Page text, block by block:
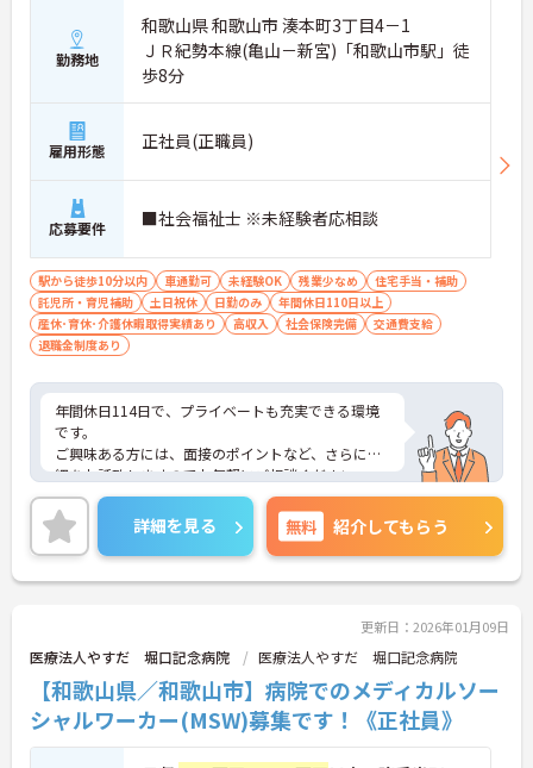
勤務地
和歌山県 和歌山市 湊本町3丁目4－1
ＪＲ紀勢本線(亀山－新宮)「和歌山市駅」徒
歩8分
雇用形態 正社員(正職員)
応募要件 ■社会福祉士 ※未経験者応相談
駅から徒歩10分以内 車通勤可 未経験OK 残業少なめ
住宅手当・補助
託児所・育児補助
土日祝休 日勤のみ
年間休日110日以上
産休･育休･介護休暇取得実績あり
高収入 社会保険完備
交通費支給
退職金制度あり
年間休日114日で、プライベートも充実できる環境
です。
ご興味ある方には、面接のポイントなど、さらに詳
細をお話致しますのでお気軽にご相談ください。
詳細を見る 無料 紹介してもらう
更新日：2026年01月09日
医療法人やすだ 堀口記念病院 医療法人やすだ 堀口記念病院
【和歌山県／和歌山市】病院でのメディカルソー
シャルワーカー(MSW)募集です！《正社員》